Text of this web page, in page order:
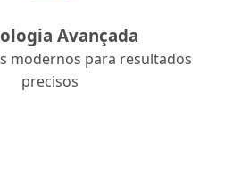
Avançada
modernos para resultados
precisos